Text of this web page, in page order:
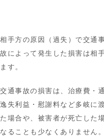
相手方の原因（過失）で交通
故によって発生した損害は相
ます。
交通事故の損害は、治療費・
逸失利益・慰謝料など多岐に
た場合や、被害者が死亡した
なることも少なくありません。